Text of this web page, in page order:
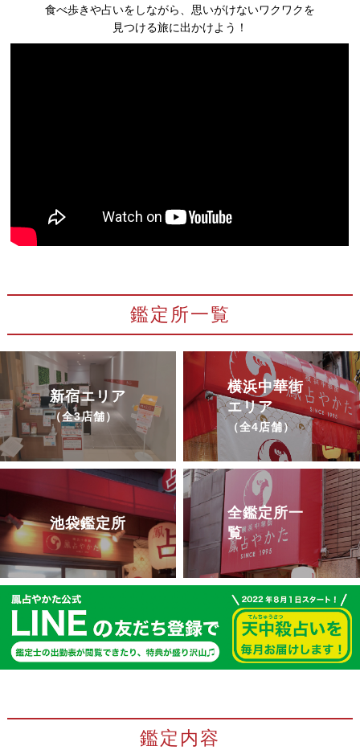
食べ歩きや占いをしながら、思いがけないワクワクを
見つける旅に出かけよう！
鑑定所一覧
新宿エリア
（全3店舗）
横浜中華街
エリア
（全4店舗）
池袋鑑定所
全鑑定所一
覧
鑑定内容